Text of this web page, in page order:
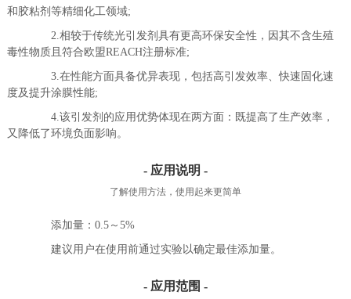
和胶粘剂等精细化工领域;
2.相较于传统光引发剂具有更高环保安全性，因其不含生殖
毒性物质且符合欧盟REACH注册标准;
3.在性能方面具备优异表现，包括高引发效率、快速固化速
度及提升涂膜性能;
4.该引发剂的应用优势体现在两方面：既提高了生产效率，
又降低了环境负面影响。
- 应用说明 -
了解使用方法，使用起来更简单
添加量：0.5～5%
建议用户在使用前通过实验以确定最佳添加量。
- 应用范围 -